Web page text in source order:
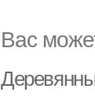
Вас